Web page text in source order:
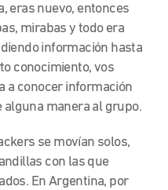
eras nuevo, entonces
mirabas y todo era
información hasta
conocimiento, vos
a conocer información
alguna manera al grupo.
se movían solos,
con las que
En Argentina, por